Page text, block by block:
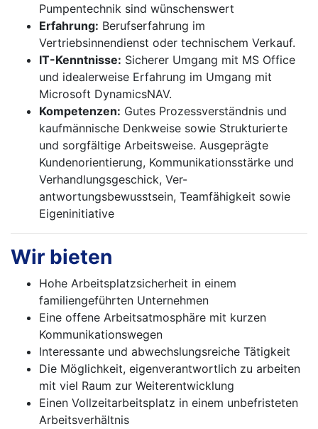
Pumpentechnik sind wünschenswert
Erfahrung: Berufserfahrung im
Vertriebsinnendienst oder technischem Verkauf.
IT-Kenntnisse: Sicherer Umgang mit MS Office
und idealerweise Erfahrung im Umgang mit
Microsoft DynamicsNAV.
Kompetenzen: Gutes Prozessverständnis und
kaufmännische Denkweise sowie Strukturierte
und sorgfältige Arbeitsweise. Ausgeprägte
Kundenorientierung, Kommunikationsstärke und
Verhandlungsgeschick, Ver-
antwortungsbewusstsein, Teamfähigkeit sowie
Eigeninitiative
Wir bieten
Hohe Arbeitsplatzsicherheit in einem
familiengeführten Unternehmen
Eine offene Arbeitsatmosphäre mit kurzen
Kommunikationswegen
Interessante und abwechslungsreiche Tätigkeit
Die Möglichkeit, eigenverantwortlich zu arbeiten
mit viel Raum zur Weiterentwicklung
Einen Vollzeitarbeitsplatz in einem unbefristeten
Arbeitsverhältnis